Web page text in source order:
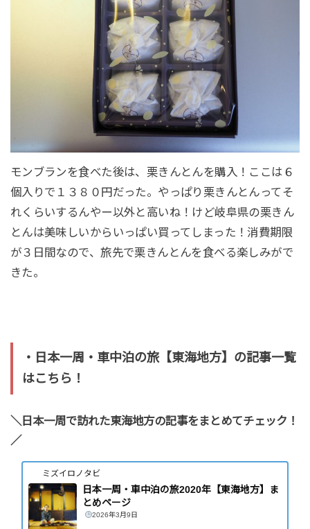
モンブランを食べた後は、栗きんとんを購入！ここは６
個入りで１３８０円だった。やっぱり栗きんとんってそ
れくらいするんやー以外と高いね！けど岐阜県の栗きん
とんは美味しいからいっぱい買ってしまった！消費期限
が３日間なので、旅先で栗きんとんを食べる楽しみがで
きた。
・日本一周・車中泊の旅【東海地方】の記事一覧
はこちら！
＼日本一周で訪れた東海地方の記事をまとめてチェック！
／
ミズイロノタビ
日本一周・車中泊の旅2020年【東海地方】ま
とめページ
2026年3月9日